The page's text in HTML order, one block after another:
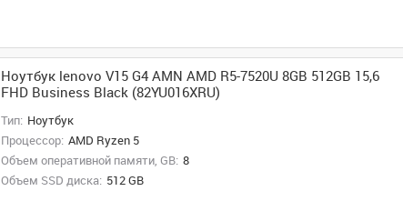
Ноутбук lenovo V15 G4 AMN AMD R5-7520U 8GB 512GB 15,6
FHD Business Black (82YU016XRU)
Тип: Ноутбук
Процессор: AMD Ryzen 5
Объем оперативной памяти, GB: 8
Объем SSD диска: 512 GB